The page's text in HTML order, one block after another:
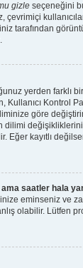
gizle seçeneğini
çevrimiçi
tarafından
yerden farklı
Kullanıcı Kontrol
göre
dilimi
Eğer kayıtlı
saatler hala
eminseniz ve
olabilir. Lütfen